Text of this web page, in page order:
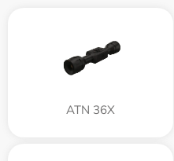
ATN 36X